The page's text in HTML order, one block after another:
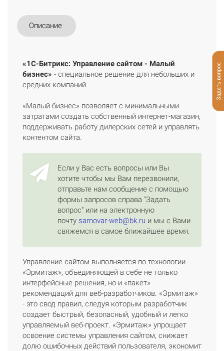
Описание
«1С-Битрикс: Управление сайтом - Малый
бизнес» - специальное решение для небольших и
средних компаний.
«Малый бизнес» позволяет с минимальными
затратами создать собственный интернет-магазин,
поддерживать работу дилерских сетей и управлять
контентом сайта.
Если у Вас есть вопросы или Вы
хотите чтобы мы Вам перезвонили,
отправьте нам сообщение с помощью
формы запросов справа "Задать
вопрос" или на электронную
почту samovar-web@bk.ru и мы с Вами
свяжемся в самое ближайшее время.
Управление сайтом выполняется по технологии
«Эрмитаж», объединяющей в себе не только
интерфейсные решения, но и «пакет»
рекомендаций для веб-разработчиков. «Эрмитаж»
- это свод правил, следуя которым разработчик
создает быстрый, безопасный, удобный и легко
управляемый веб-проект. «Эрмитаж» упрощает
освоение системы управления сайтом, снижает
долю ошибочных действий пользователя, экономит
Задать вопрос